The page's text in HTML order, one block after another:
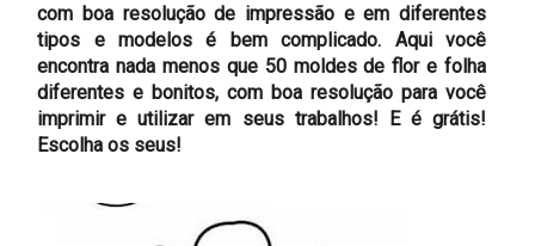
com boa resolução de impressão e em diferentes
tipos e modelos é bem complicado. Aqui você
encontra nada menos que 50 moldes de flor e folha
diferentes e bonitos, com boa resolução para você
imprimir e utilizar em seus trabalhos! E é grátis!
Escolha os seus!